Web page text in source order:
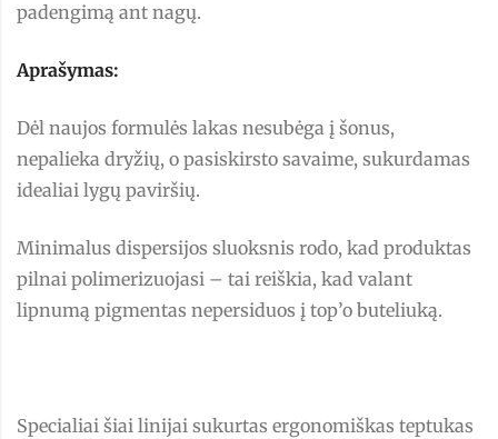
padengimą ant nagų.
Aprašymas:
Dėl naujos formulės lakas nesubėga į šonus,
nepalieka dryžių, o pasiskirsto savaime, sukurdamas
idealiai lygų paviršių.
Minimalus dispersijos sluoksnis rodo, kad produktas
pilnai polimerizuojasi – tai reiškia, kad valant
lipnumą pigmentas nepersiduos į top’o buteliuką.
Specialiai šiai linijai sukurtas ergonomiškas teptukas